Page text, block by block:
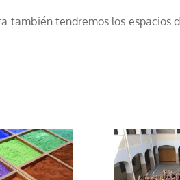
también tendremos los espacios